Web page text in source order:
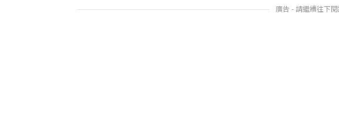
廣告 - 請繼續往下閱